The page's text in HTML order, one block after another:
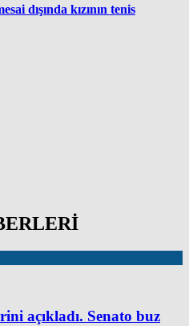
dışında kızının tenis
açıkladı. Senato buz